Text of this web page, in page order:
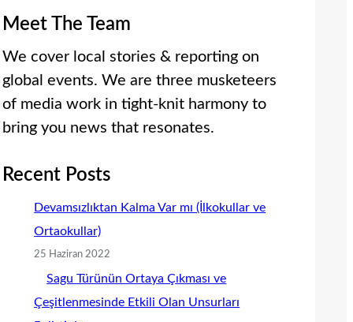
Meet The Team
We cover local stories & reporting on
global events. We are three musketeers
of media work in tight-knit harmony to
bring you news that resonates.
Recent Posts
Devamsızlıktan Kalma Var mı (İlkokullar ve
Ortaokullar)
25 Haziran 2022
Sagu Türünün Ortaya Çıkması ve
Çeşitlenmesinde Etkili Olan Unsurları